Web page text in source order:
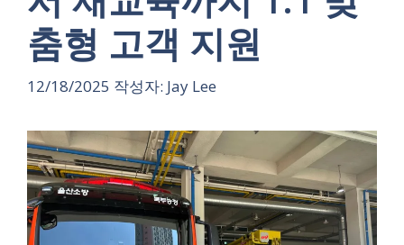
춤형 고객 지원
12/18/2025 작성자: Jay Lee